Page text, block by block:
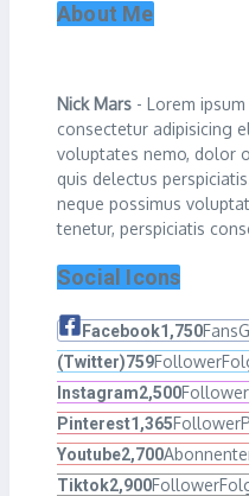
About Me
Nick Mars - Lorem
consectetur adipisicing
voluptates nemo, dolor
quis delectus
neque possimus
tenetur, perspiciatis
Social Icons
Facebook1,750Fans
(Twitter)759Follower
Instagram2,500Follower
Pinterest1,365Follower
Youtube2,700
Tiktok2,900Follower